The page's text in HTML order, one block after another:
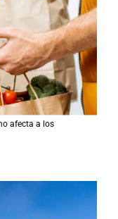
afecta a los